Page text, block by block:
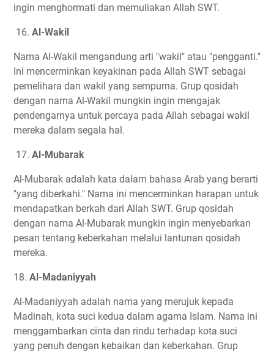
ingin menghormati dan memuliakan Allah SWT.
16. Al-Wakil
Nama Al-Wakil mengandung arti "wakil" atau "pengganti."
Ini mencerminkan keyakinan pada Allah SWT sebagai
pemelihara dan wakil yang sempurna. Grup qosidah
dengan nama Al-Wakil mungkin ingin mengajak
pendengarnya untuk percaya pada Allah sebagai wakil
mereka dalam segala hal.
17. Al-Mubarak
Al-Mubarak adalah kata dalam bahasa Arab yang berarti
"yang diberkahi." Nama ini mencerminkan harapan untuk
mendapatkan berkah dari Allah SWT. Grup qosidah
dengan nama Al-Mubarak mungkin ingin menyebarkan
pesan tentang keberkahan melalui lantunan qosidah
mereka.
18. Al-Madaniyyah
Al-Madaniyyah adalah nama yang merujuk kepada
Madinah, kota suci kedua dalam agama Islam. Nama ini
menggambarkan cinta dan rindu terhadap kota suci
yang penuh dengan kebaikan dan keberkahan. Grup